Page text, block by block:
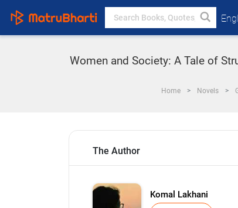
Women and Society: A Tale of
Home Novels
The Author
Komal Lakhani